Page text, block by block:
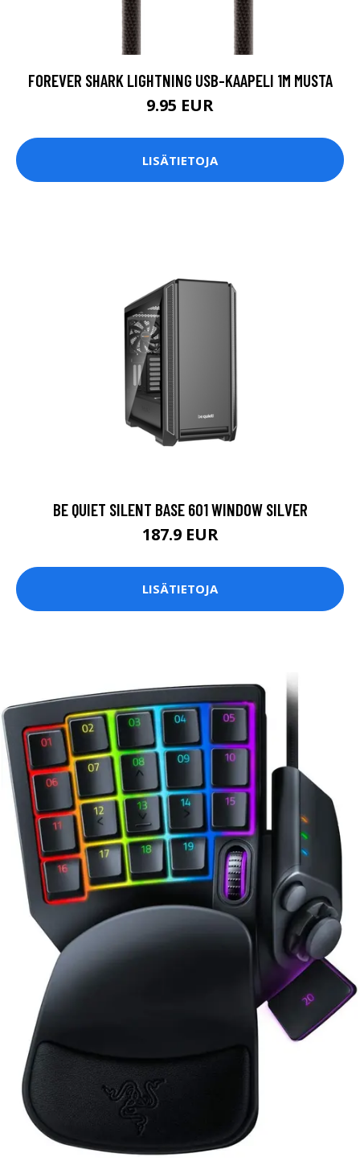
FOREVER SHARK LIGHTNING USB-KAAPELI 1M MUSTA
9.95 EUR
LISÄTIETOJA
BE QUIET SILENT BASE 601 WINDOW SILVER
187.9 EUR
LISÄTIETOJA